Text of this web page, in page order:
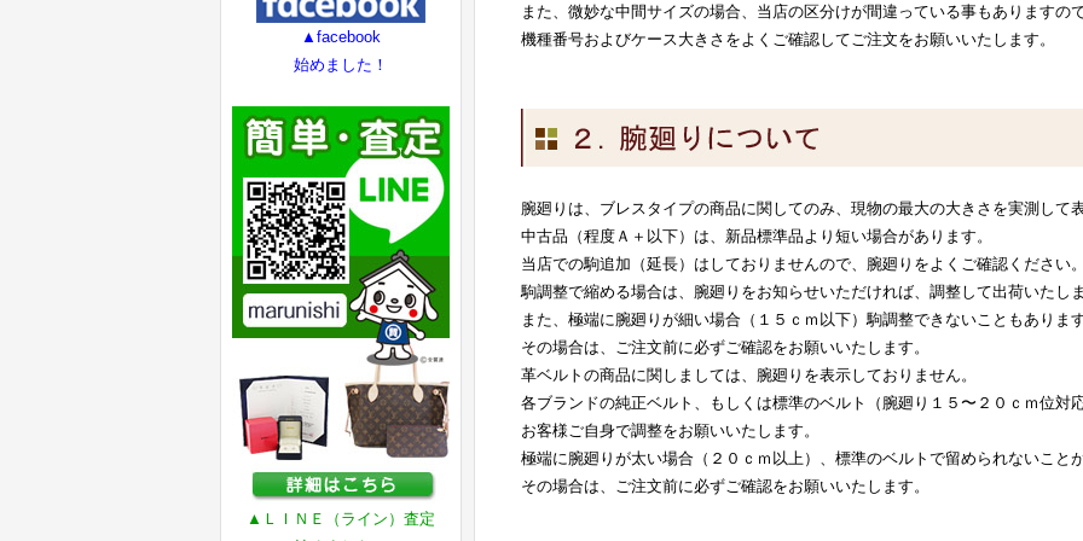
▲facebook
始めました！
▲ＬＩＮＥ（ライン）査定
また、微妙な中間サイズの場合、当店の区分けが間違っている事もありますの
機種番号およびケース大きさをよくご確認してご注文をお願いいたします。
腕廻りは、ブレスタイプの商品に関してのみ、現物の最大の大きさを実測して
中古品（程度Ａ＋以下）は、新品標準品より短い場合があります。
当店での駒追加（延長）はしておりませんので、腕廻りをよくご確認ください
駒調整で縮める場合は、腕廻りをお知らせいただければ、調整して出荷いたし
また、極端に腕廻りが細い場合（１５ｃｍ以下）駒調整できないこともありま
その場合は、ご注文前に必ずご確認をお願いいたします。
革ベルトの商品に関しましては、腕廻りを表示しておりません。
各ブランドの純正ベルト、もしくは標準のベルト（腕廻り１５〜２０ｃｍ位対
お客様ご自身で調整をお願いいたします。
極端に腕廻りが太い場合（２０ｃｍ以上）、標準のベルトで留められないこと
その場合は、ご注文前に必ずご確認をお願いいたします。